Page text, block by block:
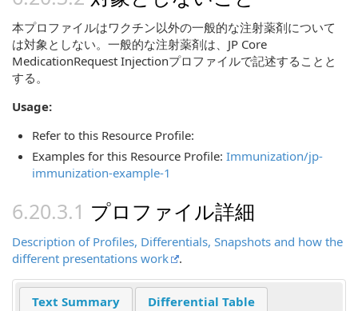
本プロファイルはワクチン以外の一般的な注射薬剤について
は対象としない。一般的な注射薬剤は、JP Core
MedicationRequest Injectionプロファイルで記述することと
する。
Usage:
Refer to this Resource Profile:
Examples for this Resource Profile: Immunization/jp-
immunization-example-1
プロファイル詳細
Description of Profiles, Differentials, Snapshots and how the
different presentations work
.
Text Summary
Differential Table